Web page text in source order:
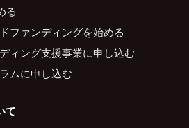
る
ファンディングを始める
ィング支援事業に申し込む
ムに申し込む
て